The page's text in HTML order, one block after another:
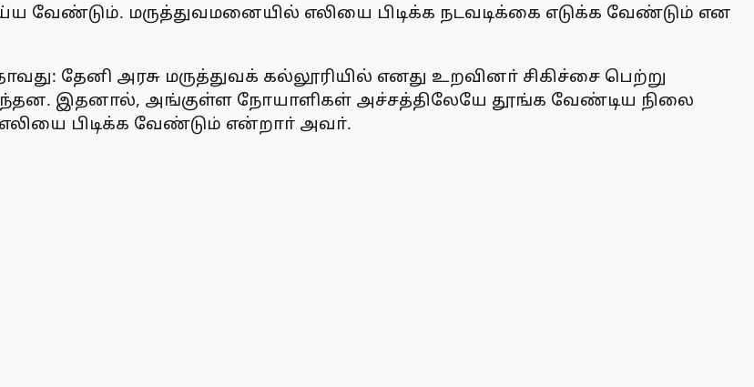
மருத்துவமனையில் எலியை பிடிக்க நடவடிக்கை எடுக்க வேண்டும் என
தேனி அரசு மருத்துவக் கல்லூரியில் எனது உறவினா் சிகிச்சை பெற்று
இதனால், அங்குள்ள நோயாளிகள் அச்சத்திலேயே தூங்க வேண்டிய நிலை
எலியை பிடிக்க வேண்டும் என்றாா் அவா்.